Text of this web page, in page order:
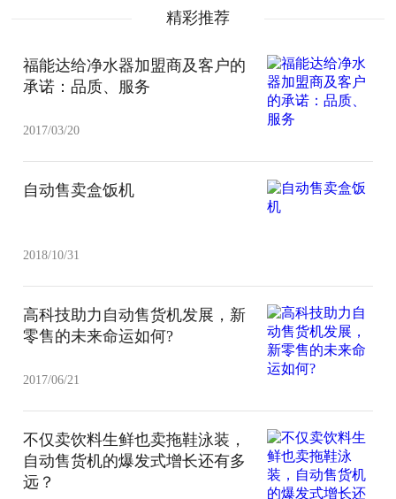
精彩推荐
福能达给净水器加盟商及客户的
承诺：品质、服务
2017/03/20
自动售卖盒饭机
2018/10/31
高科技助力自动售货机发展，新
零售的未来命运如何?
2017/06/21
不仅卖饮料生鲜也卖拖鞋泳装，
自动售货机的爆发式增长还有多
远？